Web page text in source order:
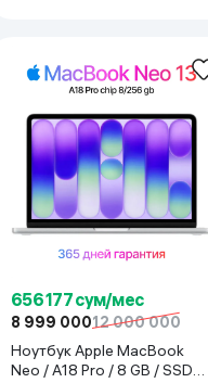
656 177 сум/мес
8 999 00012 000 000
Ноутбук Apple MacBook
Neo / A18 Pro / 8 GB / SSD